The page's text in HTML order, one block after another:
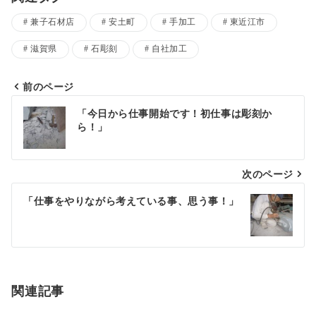
兼子石材店 安土町 手加工 東近江市
滋賀県 石彫刻 自社加工
投
稿
ナ
シ
ン
前のページ
「今日から仕事開始です！初仕事は彫刻か
ら！」
次のページ
「仕事をやりながら考えている事、思う事！」
関連記事